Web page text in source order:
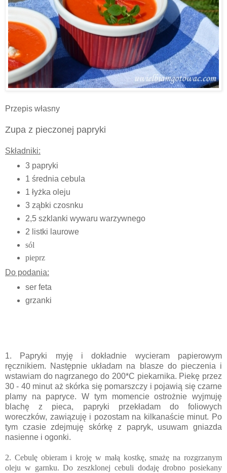
Przepis własny
Zupa z pieczonej papryki
Składniki:
3 papryki
1 średnia cebula
1 łyżka oleju
3 ząbki czosnku
2,5 szklanki wywaru warzywnego
2 listki laurowe
sól
pieprz
Do podania:
ser feta
grzanki
1. Papryki myję i dokładnie wycieram papierowym
ręcznikiem. Następnie układam na blasze do pieczenia i
wstawiam do nagrzanego do 200*C piekarnika. Piekę przez
30 - 40 minut aż skórka się pomarszczy i pojawią się czarne
plamy na papryce. W tym momencie ostrożnie wyjmuję
blachę z pieca, papryki przekładam do foliowych
woreczków, zawiązuję i pozostam na kilkanaście minut. Po
tym czasie zdejmuję skórkę z papryk, usuwam gniazda
nasienne i ogonki.
2. Cebulę obieram i kroję w małą kostkę, smażę na rozgrzanym
oleju w garnku. Do zeszklonej cebuli dodaję drobno posiekany